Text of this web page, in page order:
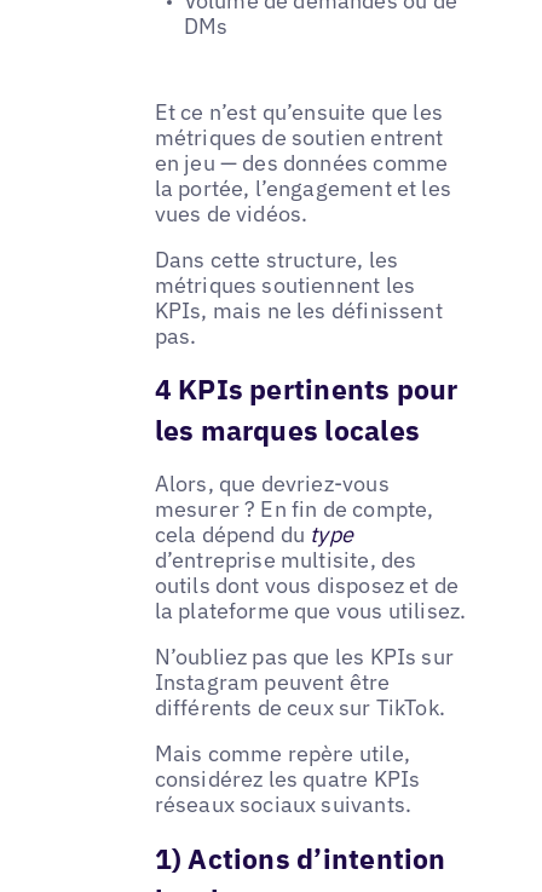
DMs
Et ce n’est qu’ensuite que les
métriques de soutien entrent
en jeu — des données comme
la portée, l’engagement et les
vues de vidéos.
Dans cette structure, les
métriques soutiennent les
KPIs, mais ne les définissent
pas.
4 KPIs pertinents pour
les marques locales
Alors, que devriez-vous
mesurer ? En fin de compte,
cela dépend du type
d’entreprise multisite, des
outils dont vous disposez et de
la plateforme que vous utilisez.
N’oubliez pas que les KPIs sur
Instagram peuvent être
différents de ceux sur TikTok.
Mais comme repère utile,
considérez les quatre KPIs
réseaux sociaux suivants.
1) Actions d’intention